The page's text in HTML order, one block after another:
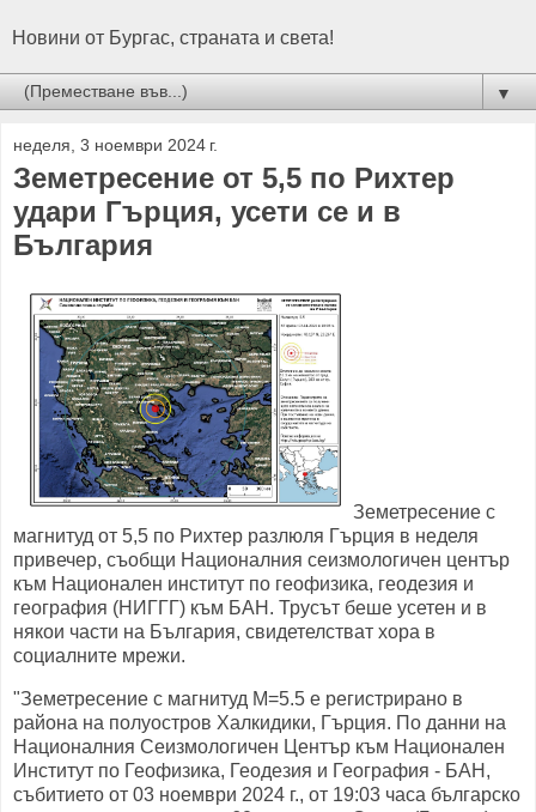
Новини от Бургас, страната и света!
▼
неделя, 3 ноември 2024 г.
Земетресение от 5,5 по Рихтер
удари Гърция, усети се и в
България
Земетресение с
магнитуд от 5,5 по Рихтер разлюля Гърция в неделя
привечер, съобщи Националния сеизмологичен център
към Национален институт по геофизика, геодезия и
география (НИГГГ) към БАН. Трусът беше усетен и в
някои части на България, свидетелстват хора в
социалните мрежи.
"Земетресение с магнитуд М=5.5 е регистрирано в
района на полуостров Халкидики, Гърция. По данни на
Националния Сеизмологичен Център към Национален
Институт по Геофизика, Геодезия и География - БАН,
събитието от 03 ноември 2024 г., от 19:03 часа българско